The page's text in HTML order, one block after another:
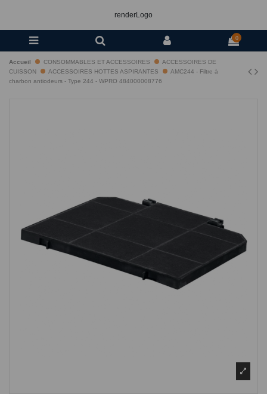
renderLogo
0
Accueil CONSOMMABLES ET ACCESSOIRES
ACCESSOIRES DE
CUISSON
ACCESSOIRES HOTTES ASPIRANTES
AMC244 - Filtre à
charbon antiodeurs - Type 244 - WPRO 484000008776